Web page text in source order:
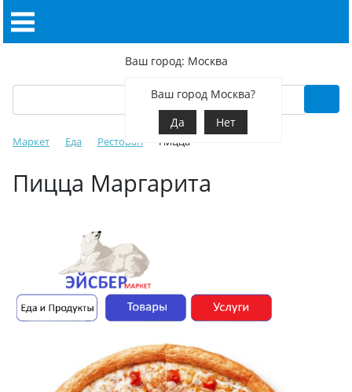
Ваш город: Москва
Ваш город Москва?
Да
Нет
Маркет Еда Ресторан Пицца
Пицца Маргарита